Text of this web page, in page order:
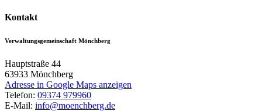
Kontakt
Verwaltungsgemeinschaft Mönchberg
Hauptstraße 44
63933 Mönchberg
Adresse in Google Maps anzeigen
Telefon: 09374 979960
E-Mail: info@moenchberg.de